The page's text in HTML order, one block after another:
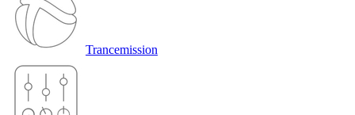
Trancemission